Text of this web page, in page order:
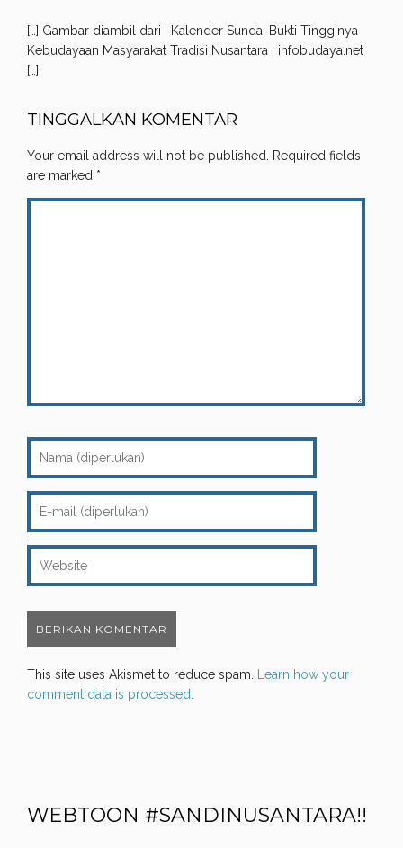
[…] Gambar diambil dari : Kalender Sunda, Bukti Tingginya
Kebudayaan Masyarakat Tradisi Nusantara | infobudaya.net
[…]
TINGGALKAN KOMENTAR
Your email address will not be published.
Required fields
are marked *
This site uses Akismet to reduce spam.
Learn how your
comment data is processed.
WEBTOON #SANDINUSANTARA!!